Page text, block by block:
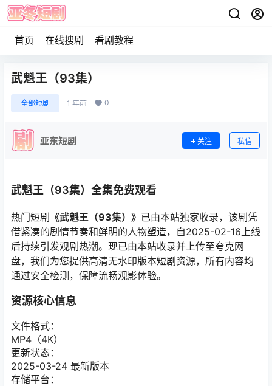
首页 在线搜剧 看剧教程
武魁王（93集）
全部短剧 1 年前 0
亚东短剧 关注 私信
武魁王（93集）全集免费观看
热门短剧 《武魁王（93集）》 已由本站独家收录，该剧凭
借紧凑的剧情节奏和鲜明的人物塑造，自2025-02-16上线
后持续引发观剧热潮。现已由本站收录并上传至夸克网
盘，我们为您提供高清无水印版本短剧资源，所有内容均
通过安全检测，保障流畅观影体验。
资源核心信息
文件格式：
MP4（4K）
更新状态：
2025-03-24 最新版本
存储平台：